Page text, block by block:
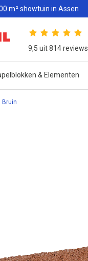
m² showtuin in Assen
9,5 uit 814 reviews
& Elementen
Bruin